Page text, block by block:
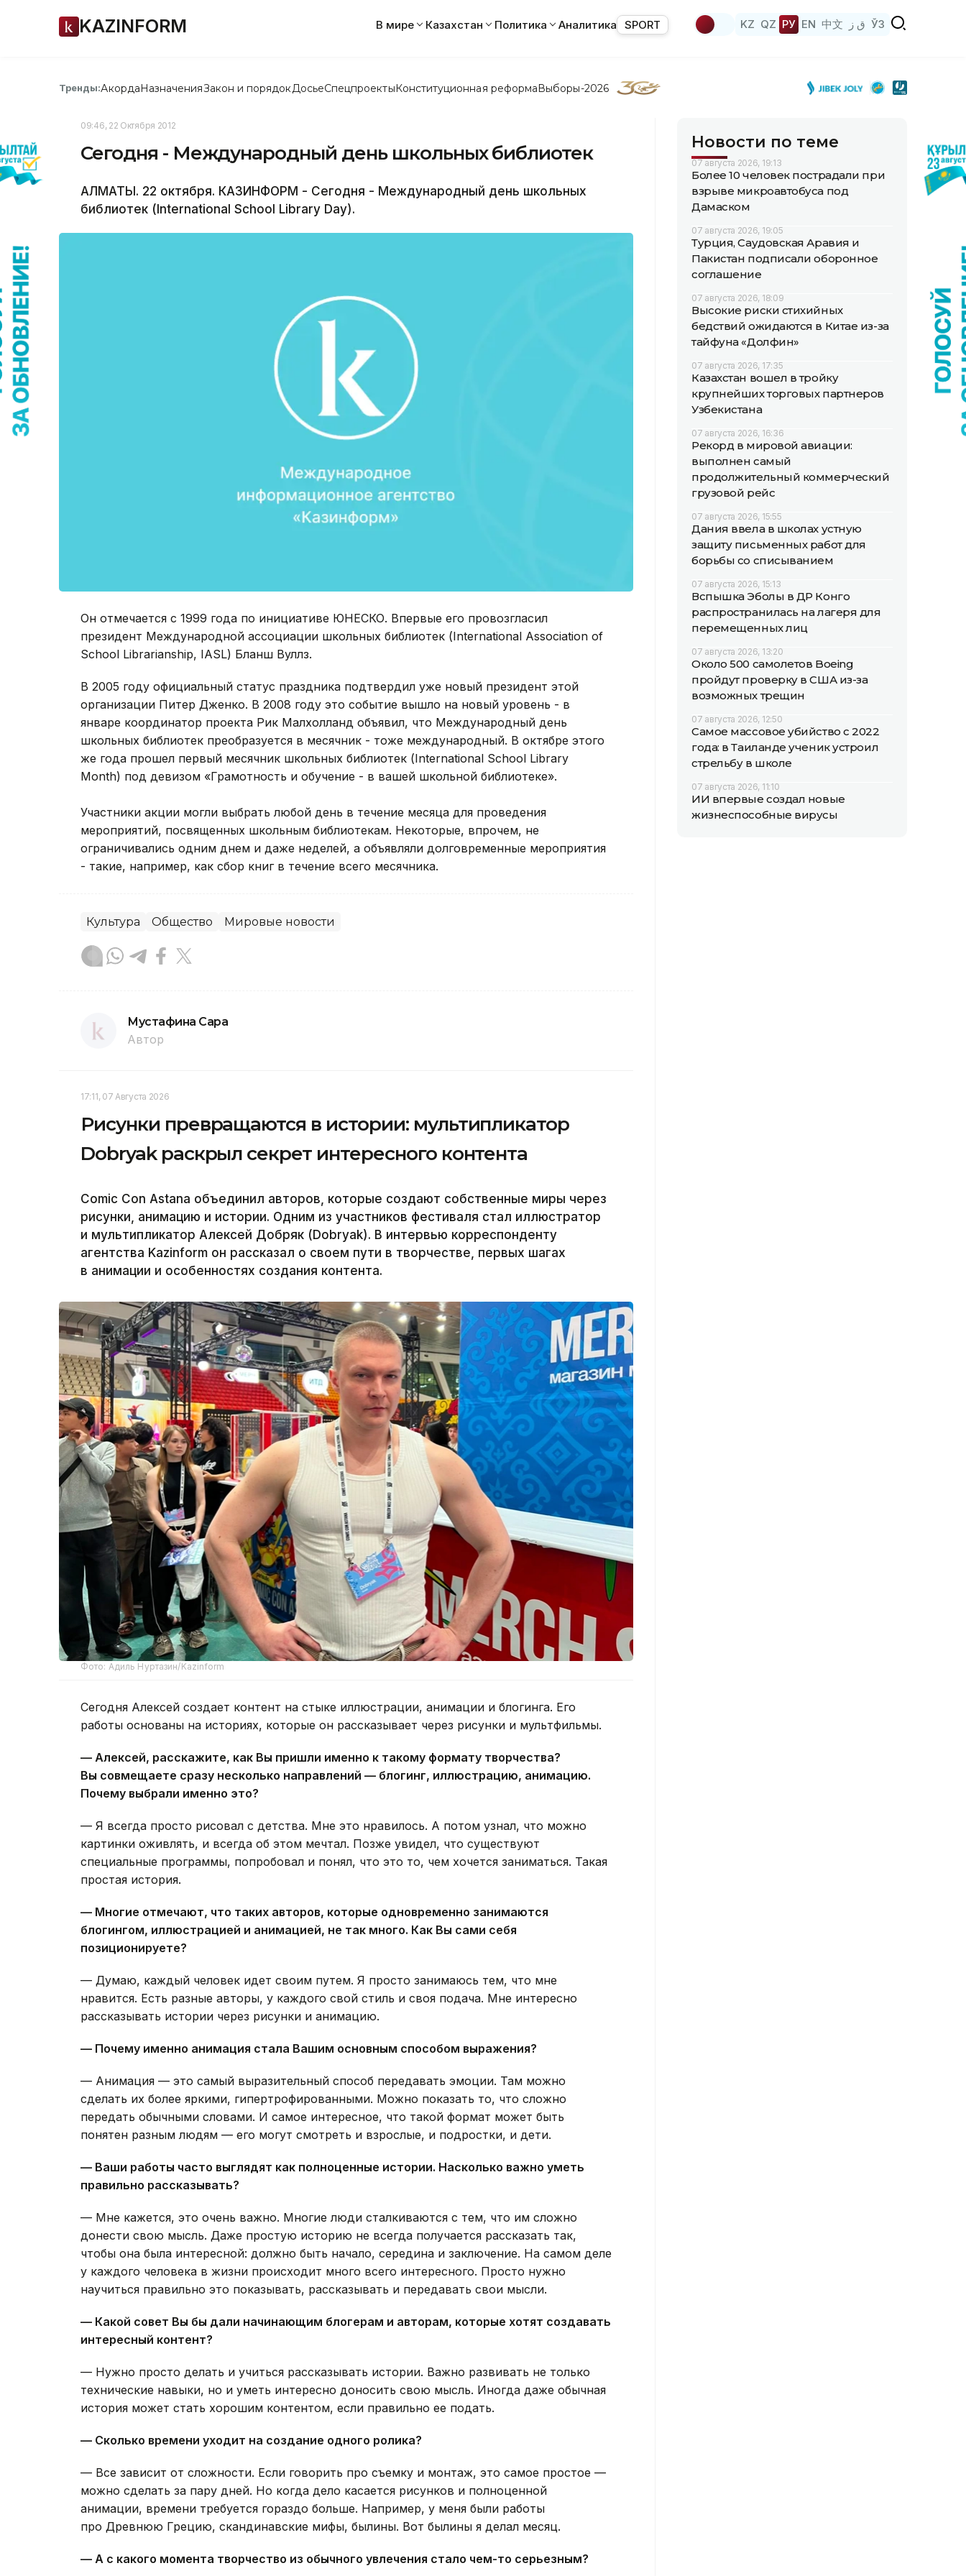
KAZINFORM В мире Казахстан Политика Аналитика SPORT KZ QZ РУ EN 中文 ق ز ЎЗ
Тренды:АкордаНазначенияЗакон и порядок ДосьеСпецпроектыКонституционная реформаВыборы-2026
09:46, 22 Октября 2012
Сегодня - Международный день школьных библиотек
АЛМАТЫ. 22 октября. КАЗИНФОРМ - Сегодня - Международный день школьных
библиотек (International School Library Day).
Он отмечается с 1999 года по инициативе ЮНЕСКО. Впервые его провозгласил
президент Международной ассоциации школьных библиотек (International Association of
School Librarianship, IASL) Бланш Вуллз.
В 2005 году официальный статус праздника подтвердил уже новый президент этой
организации Питер Дженко. В 2008 году это событие вышло на новый уровень - в
январе координатор проекта Рик Малхолланд объявил, что Международный день
школьных библиотек преобразуется в месячник - тоже международный. В октябре этого
же года прошел первый месячник школьных библиотек (International School Library
Month) под девизом «Грамотность и обучение - в вашей школьной библиотеке».
Участники акции могли выбрать любой день в течение месяца для проведения
мероприятий, посвященных школьным библиотекам. Некоторые, впрочем, не
ограничивались одним днем и даже неделей, а объявляли долговременные мероприятия
- такие, например, как сбор книг в течение всего месячника.
Культура Общество Мировые новости
Мустафина Сара
Автор
17:11, 07 Августа 2026
Рисунки превращаются в истории: мультипликатор
Dobryak раскрыл секрет интересного контента
Comic Con Astana объединил авторов, которые создают собственные миры через
рисунки, анимацию и истории. Одним из участников фестиваля стал иллюстратор
и мультипликатор Алексей Добряк (Dobryak). В интервью корреспонденту
агентства Kazinform он рассказал о своем пути в творчестве, первых шагах
в анимации и особенностях создания контента.
Фото: Адиль Нуртазин/Kazinform
Сегодня Алексей создает контент на стыке иллюстрации, анимации и блогинга. Его
работы основаны на историях, которые он рассказывает через рисунки и мультфильмы.
— Алексей, расскажите, как Вы пришли именно к такому формату творчества?
Вы совмещаете сразу несколько направлений — блогинг, иллюстрацию, анимацию.
Почему выбрали именно это?
— Я всегда просто рисовал с детства. Мне это нравилось. А потом узнал, что можно
картинки оживлять, и всегда об этом мечтал. Позже увидел, что существуют
специальные программы, попробовал и понял, что это то, чем хочется заниматься. Такая
простая история.
— Многие отмечают, что таких авторов, которые одновременно занимаются
блогингом, иллюстрацией и анимацией, не так много. Как Вы сами себя
позиционируете?
— Думаю, каждый человек идет своим путем. Я просто занимаюсь тем, что мне
нравится. Есть разные авторы, у каждого свой стиль и своя подача. Мне интересно
рассказывать истории через рисунки и анимацию.
— Почему именно анимация стала Вашим основным способом выражения?
— Анимация — это самый выразительный способ передавать эмоции. Там можно
сделать их более яркими, гипертрофированными. Можно показать то, что сложно
передать обычными словами. И самое интересное, что такой формат может быть
понятен разным людям — его могут смотреть и взрослые, и подростки, и дети.
— Ваши работы часто выглядят как полноценные истории. Насколько важно уметь
правильно рассказывать?
— Мне кажется, это очень важно. Многие люди сталкиваются с тем, что им сложно
донести свою мысль. Даже простую историю не всегда получается рассказать так,
чтобы она была интересной: должно быть начало, середина и заключение. На самом деле
у каждого человека в жизни происходит много всего интересного. Просто нужно
научиться правильно это показывать, рассказывать и передавать свои мысли.
— Какой совет Вы бы дали начинающим блогерам и авторам, которые хотят создавать
интересный контент?
— Нужно просто делать и учиться рассказывать истории. Важно развивать не только
технические навыки, но и уметь интересно доносить свою мысль. Иногда даже обычная
история может стать хорошим контентом, если правильно ее подать.
— Сколько времени уходит на создание одного ролика?
— Все зависит от сложности. Если говорить про съемку и монтаж, это самое простое —
можно сделать за пару дней. Но когда дело касается рисунков и полноценной
анимации, времени требуется гораздо больше. Например, у меня были работы
про Древнюю Грецию, скандинавские мифы, былины. Вот былины я делал месяц.
— А с какого момента творчество из обычного увлечения стало чем-то серьезным?
Новости по теме
07 августа 2026, 19:13
Более 10 человек пострадали при
взрыве микроавтобуса под
Дамаском
07 августа 2026, 19:05
Турция, Саудовская Аравия и
Пакистан подписали оборонное
соглашение
07 августа 2026, 18:09
Высокие риски стихийных
бедствий ожидаются в Китае из-за
тайфуна «Долфин»
07 августа 2026, 17:35
Казахстан вошел в тройку
крупнейших торговых партнеров
Узбекистана
07 августа 2026, 16:36
Рекорд в мировой авиации:
выполнен самый
продолжительный коммерческий
грузовой рейс
07 августа 2026, 15:55
Дания ввела в школах устную
защиту письменных работ для
борьбы со списыванием
07 августа 2026, 15:13
Вспышка Эболы в ДР Конго
распространилась на лагеря для
перемещенных лиц
07 августа 2026, 13:20
Около 500 самолетов Boeing
пройдут проверку в США из-за
возможных трещин
07 августа 2026, 12:50
Самое массовое убийство с 2022
года: в Таиланде ученик устроил
стрельбу в школе
07 августа 2026, 11:10
ИИ впервые создал новые
жизнеспособные вирусы